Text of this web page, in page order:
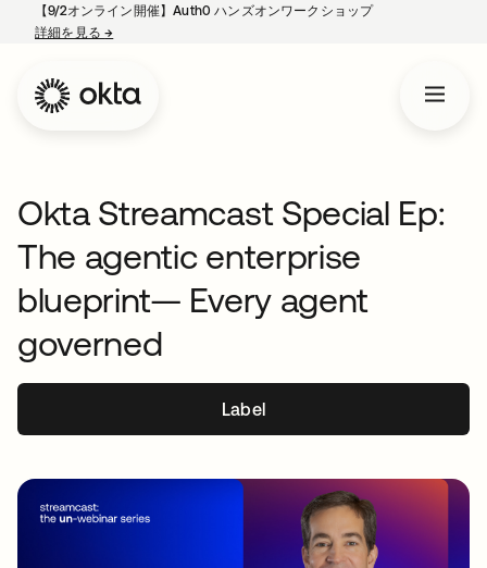
【9/2オンライン開催】Auth0 ハンズオンワークショップ
詳細を見る→
Okta Streamcast Special Ep:
The agentic enterprise
blueprint— Every agent
governed
Label